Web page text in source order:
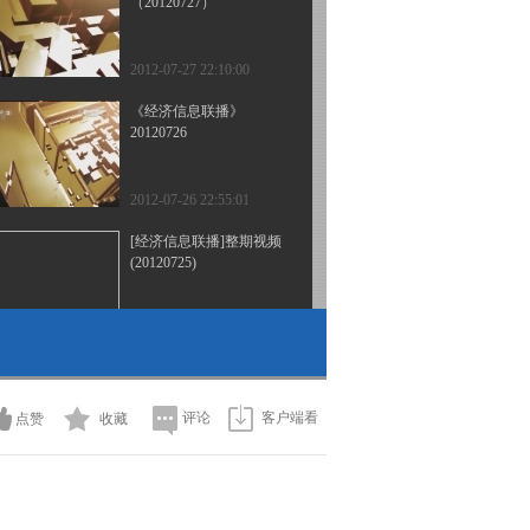
2012-07-27 22:10:00
《经济信息联播》
20120726
2012-07-26 22:55:01
[经济信息联播]整期视频
(20120725)
2012-07-23 22:10:08
点赞 收藏 评论 客户端看